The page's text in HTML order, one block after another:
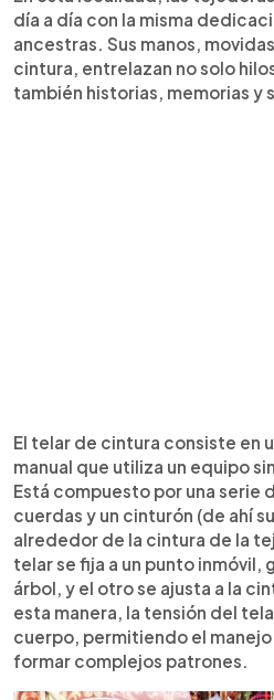
día a día con la misma
ancestras. Sus manos,
cintura, entrelazan no solo
también historias, memorias y
El telar de cintura consiste en
manual que utiliza un equipo
Está compuesto por una serie
cuerdas y un cinturón (de ahí
alrededor de la cintura de la
telar se fija a un punto inmóvil,
árbol, y el otro se ajusta a la
esta manera, la tensión del
cuerpo, permitiendo el
formar complejos patrones.